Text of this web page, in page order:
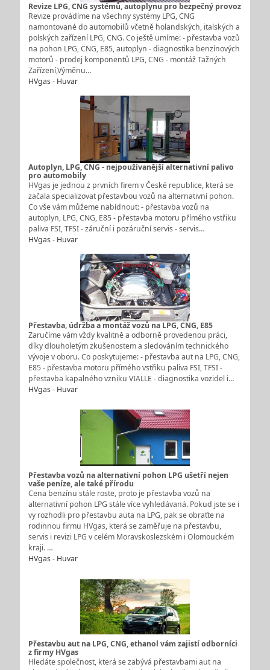
Revize LPG, CNG systémů, autoplynu pro bezpečný provoz
Revize provádíme na všechny systémy LPG, CNG
namontované do automobilů včetně holandských, italských a
polských zařízení LPG, CNG. Co ještě umíme: - přestavba vozů
na pohon LPG, CNG, E85, autoplyn - diagnostika benzínových
motorů - prodej komponentů LPG, CNG - montáž Tažných
Zařízení,Výměnu…
HVgas - Huvar
Autoplyn, LPG, CNG - nejpoužívanější alternativní palivo
pro automobily
HVgas je jednou z prvních firem v České republice, která se
začala specializovat přestavbou vozů na alternativní pohon.
Co vše vám můžeme nabídnout: - přestavba vozů na
autoplyn, LPG, CNG, E85 - přestavba motoru přímého vstřiku
paliva FSI, TFSI - záruční i pozáruční servis - servis…
HVgas - Huvar
Přestavba, údržba a montáž vozů na LPG, CNG, E85
Zaručíme vám vždy kvalitně a odborně provedenou práci,
díky dlouholetým zkušenostem a sledováním technického
vývoje v oboru. Co poskytujeme: - přestavba aut na LPG, CNG,
E85 - přestavba motoru přímého vstřiku paliva FSI, TFSI -
přestavba kapalného vzniku VIALLE - diagnostika vozidel i…
HVgas - Huvar
Přestavba vozů na alternativní pohon LPG ušetří nejen
vaše peníze, ale také přírodu
Cena benzínu stále roste, proto je přestavba vozů na
alternativní pohon LPG stále více vyhledávaná. Pokud jste se i
vy rozhodli pro přestavbu auta na LPG, pak se obraťte na
rodinnou firmu HVgas, která se zaměřuje na přestavbu,
servis i revizi LPG v celém Moravskoslezském i Olomouckém
kraji. …
HVgas - Huvar
Přestavbu aut na LPG, CNG, ethanol vám zajistí odborníci
z firmy HVgas
Hledáte společnost, která se zabývá přestavbami aut na